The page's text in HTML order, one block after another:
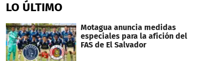
LO ÚLTIMO
Motagua anuncia medidas
especiales para la afición del
FAS de El Salvador